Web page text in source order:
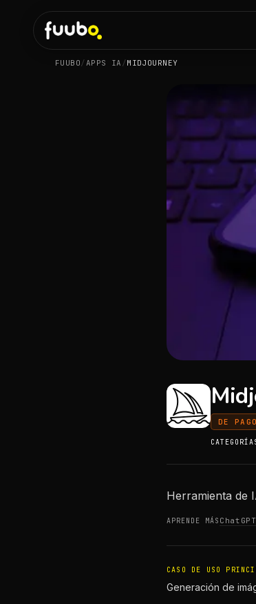
FUUBO/APPS IA /MIDJOURNEY
DE PAGO
Herramienta de
APRENDE MÁS
CASO DE USO
Generación de